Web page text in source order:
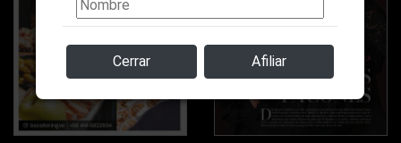
Cerrar Afiliar